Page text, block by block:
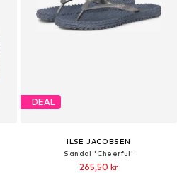
DEAL
ILSE JACOBSEN
Sandal 'Cheerful'
265,50 kr